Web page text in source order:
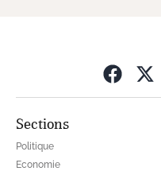
Sections
Politique
Economie